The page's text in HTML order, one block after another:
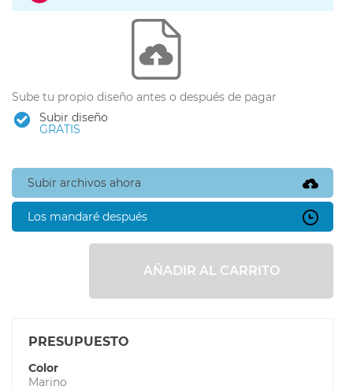
Sube tu propio diseño antes o después de pagar
Subir diseño
GRATIS
Subir archivos ahora
Los mandaré después
AÑADIR AL CARRITO
PRESUPUESTO
Color
Marino